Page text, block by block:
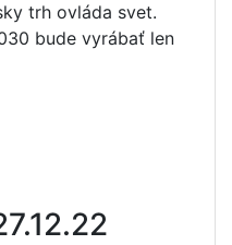
trh ovláda svet.
bude vyrábať len